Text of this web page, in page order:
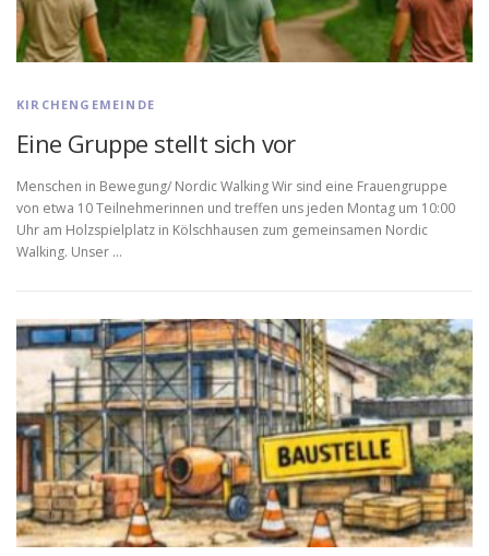
KIRCHENGEMEINDE
Eine Gruppe stellt sich vor
Menschen in Bewegung/ Nordic Walking Wir sind eine Frauengruppe
von etwa 10 Teilnehmerinnen und treffen uns jeden Montag um 10:00
Uhr am Holzspielplatz in Kölschhausen zum gemeinsamen Nordic
Walking. Unser …